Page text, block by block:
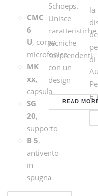
CMC
6
U, corpo
microfonico
MK
xx,
capsula
SG
20,
supporto
B 5,
antivento
in
spugna
Schoeps.
Unisce
caratteristiche
tecniche
sorprendenti
con un
design
READ
la
di
E'